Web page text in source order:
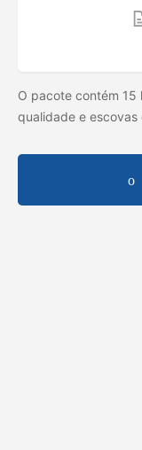
O pacote contém
qualidade e